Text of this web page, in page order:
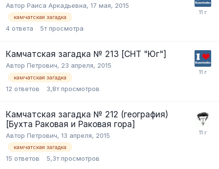
Автор Раиса Аркадьевна, 17 мая, 2015
камчатская загадка
4 ответа 5т просмотра
Камчатская загадка № 213 [СНТ "Юг"]
Автор Петрович, 23 апреля, 2015
камчатская загадка
12 ответов 3,8т просмотров
Камчатская загадка № 212 (география)
[Бухта Раковая и Раковая гора]
Автор Петрович, 13 апреля, 2015
камчатская загадка
15 ответов 5,3т просмотров